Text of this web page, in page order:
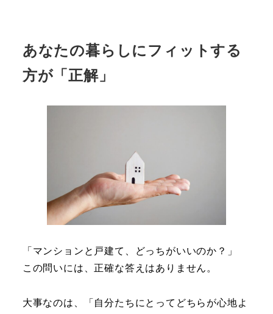
あなたの暮らしにフィットする
方が「正解」
「マンションと戸建て、どっちがいいのか？」
この問いには、正確な答えはありません。
大事なのは、「自分たちにとってどちらが心地よ